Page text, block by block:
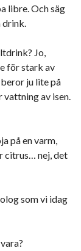
libre. Och säg
Jo,
för stark av
ju lite på
av isen.
på en varm,
citrus… nej, det
som vi idag